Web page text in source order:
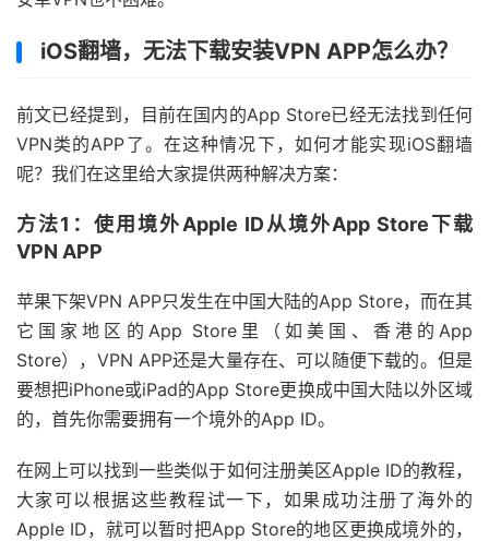
iOS翻墙，无法下载安装VPN APP怎么办？
前文已经提到，目前在国内的App Store已经无法找到任何
VPN类的APP了。在这种情况下，如何才能实现iOS翻墙
呢？我们在这里给大家提供两种解决方案：
方法1：使用境外Apple ID从境外App Store下载
VPN APP
苹果下架VPN APP只发生在中国大陆的App Store，而在其
它国家地区的App Store里（如美国、香港的App
Store），VPN APP还是大量存在、可以随便下载的。但是
要想把iPhone或iPad的App Store更换成中国大陆以外区域
的，首先你需要拥有一个境外的App ID。
在网上可以找到一些类似于如何注册美区Apple ID的教程，
大家可以根据这些教程试一下，如果成功注册了海外的
Apple ID，就可以暂时把App Store的地区更换成境外的，